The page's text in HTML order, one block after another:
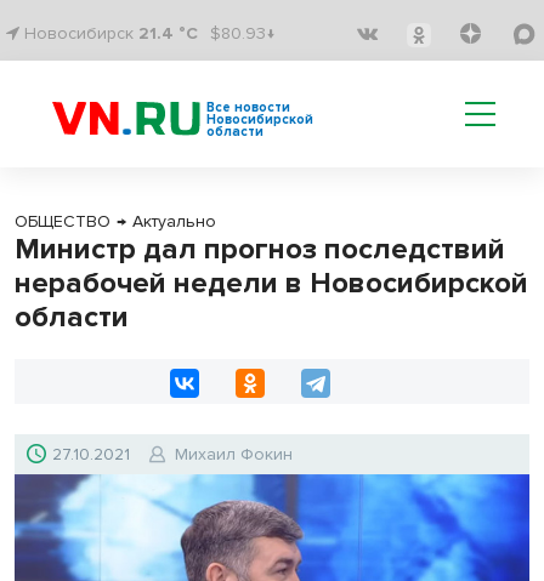
Новосибирск 21.4 °C $80.93↓
Все новости
Новосибирской
области
ОБЩЕСТВО → Актуально
Министр дал прогноз последствий
нерабочей недели в Новосибирской
области
27.10.2021 Михаил Фокин